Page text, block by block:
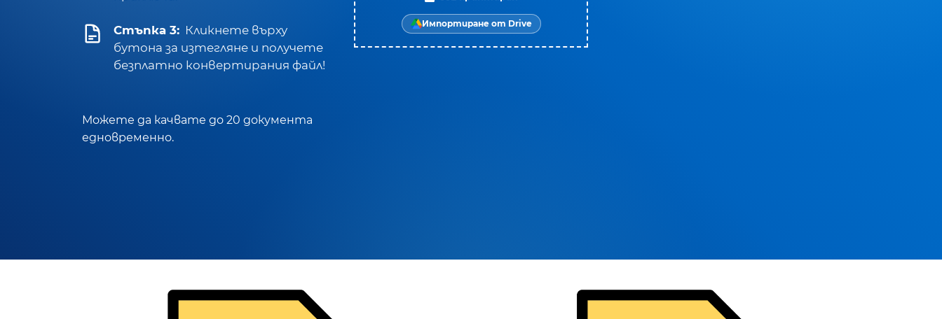
Стъпка 3: Кликнете върху
бутона за изтегляне и получете
безплатно конвертирания файл!
Можете да качвате до 20 документа
едновременно.
Импортиране от Drive